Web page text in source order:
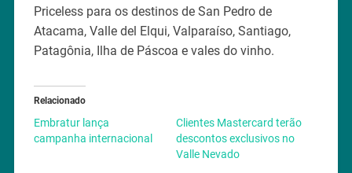
Priceless para os destinos de San Pedro de
Atacama, Valle del Elqui, Valparaíso, Santiago,
Patagônia, Ilha de Páscoa e vales do vinho.
Relacionado
Embratur lança
campanha internacional
Clientes Mastercard terão
descontos exclusivos no
Valle Nevado